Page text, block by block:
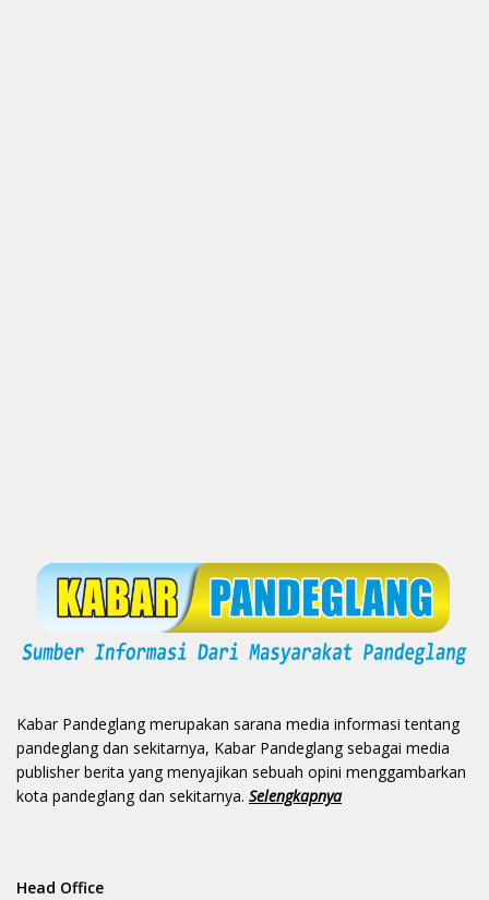
Kabar Pandeglang merupakan sarana media informasi tentang
pandeglang dan sekitarnya, Kabar Pandeglang sebagai media
publisher berita yang menyajikan sebuah opini menggambarkan
kota pandeglang dan sekitarnya. Selengkapnya
Head Office